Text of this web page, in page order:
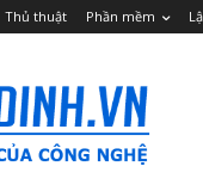
Thủ thuật Phần mềm